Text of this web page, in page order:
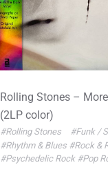
Rolling Stones –
(2LP color)
#Rolling Stones
#Funk /
#Rhythm & Blues #Rock &
#Psychedelic Rock #Pop